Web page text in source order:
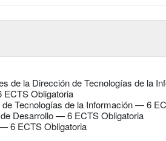
de la Dirección de Tecnologías de la
Obligatoria
Tecnologías de la Información — 6
Desarrollo — 6 ECTS Obligatoria
6 ECTS Obligatoria